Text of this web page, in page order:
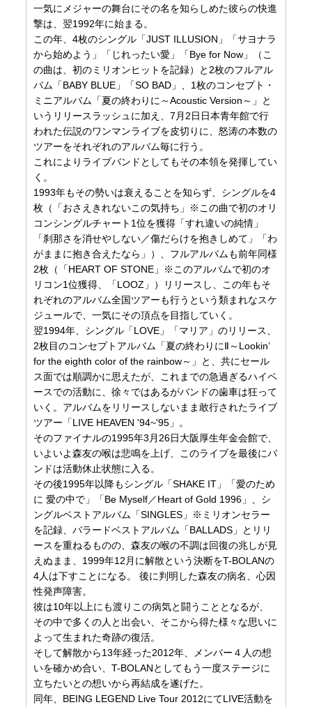
一気にメジャーの舞台にその名を知らしめた彼らの快進
撃は、翌1992年に始まる。
この年、4枚のシングル「JUST ILLUSION」「サヨナラ
から始めよう」「じれったい愛」「Bye for Now」（こ
の曲は、初のミリオンヒットを記録）と2枚のフルアル
バム「BABY BLUE」「SO BAD」、1枚のコンセプト・
ミニアルバム「夏の終わりに～Acoustic Version～」と
いうリリースラッシュに加え、7月2日日本青年館で行
われた伝説のワンマンライブを皮切りに、怒涛の本数の
ツアーをそれぞれのアルバム毎に行う。
これによりライブバンドとしてもその本領を発揮してい
く。
1993年もその勢いは衰えることを知らず、シングルを4
枚（「おさえきれないこの気持ち」※この曲で初のオリ
コンシングルチャート1位を獲得「すれ違いの純情」
「刹那さを消せやしない／傷だらけを抱きしめて」「わ
がままに抱き合えたなら」）、フルアルバムも前年同様
2枚（「HEART OF STONE」※このアルバムで初のオ
リコン1位獲得、「LOOZ」）リリースし、この年もそ
れぞれのアルバム全国ツアーも行うという類まれなスケ
ジュールで、一気にその頂点を目指していく。
翌1994年、シングル「LOVE」「マリア」のリリース、
2枚目のコンセプトアルバム「夏の終わりにⅡ～Lookin’
for the eighth color of the rainbow～」と、共にセール
ス面では順調かに思えたが、これまでの急過ぎるハイペ
ースでの活動に、徐々ではあるがバンドの歯車は狂って
いく。アルバムをリリースしないまま敢行されたライブ
ツアー「LIVE HEAVEN '94~'95」。
そのファイナルの1995年3月26日大阪厚生年金会館で、
いよいよ森友の喉は悲鳴を上げ、このライブを最後にバ
ンドは活動休止状態に入る。
その後1995年以降もシングル「SHAKE IT」「愛のため
に 愛の中で」「Be Myself／Heart of Gold 1996」、シ
ングルベストアルバム「SINGLES」※ミリオンセラー
を記録、バラードベストアルバム「BALLADS」とリリ
ースを重ねるものの、森友の喉の不調は回復の兆しが見
えぬまま、1999年12月に解散という決断をT-BOLANの
4人は下すことになる。 後に判明した森友の病名、心因
性発声障害。
彼は10年以上にも渡りこの病気と闘うこととなるが、
その中で多くの人と出会い、そこから得た様々な思いに
よって生まれた奇跡の復活。
そして解散から13年経った2012年、メンバー４人の想
いを確かめ合い、T-BOLANとしてもう一度ステージに
立ちたいとの想いから再結成を遂げた。
同年、BEING LEGEND Live Tour 2012にてLIVE活動を